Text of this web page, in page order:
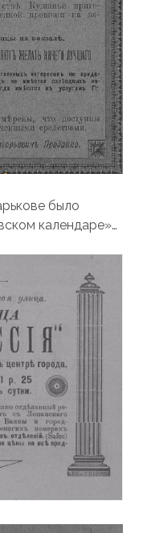
было
календаре»…